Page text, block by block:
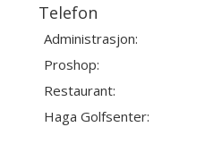
Telefon
Administrasjon:
Proshop:
Restaurant:
Haga Golfsenter: